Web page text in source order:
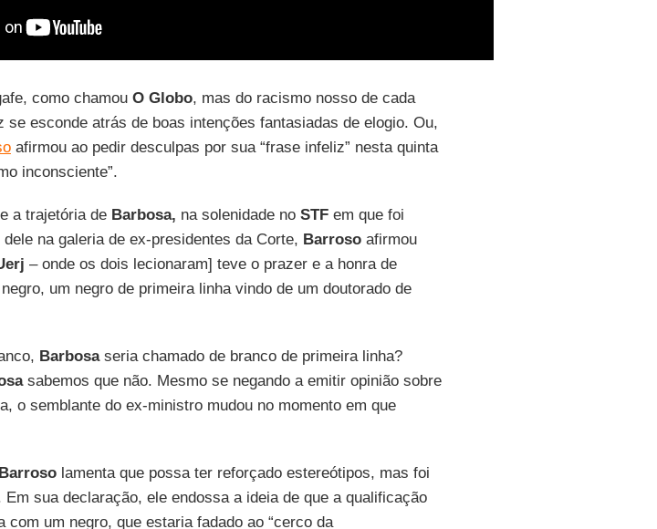
como chamouO Globo, mas do racismo nosso de cada
se esconde atrás de boas intenções fantasiadas de elogio. Ou,
afirmou ao pedir desculpas por sua “frase infeliz” nesta quinta
inconsciente”.
a trajetória de Barbosa, na solenidade no STFem que foi
na galeria de ex-presidentes da Corte, Barrosoafirmou
– onde os dois lecionaram] teve o prazer e a honra de
um negro de primeira linha vindo de um doutorado de
Barbosaseria chamado de branco de primeira linha?
sabemos que não. Mesmo se negando a emitir opinião sobre
o semblante do ex-ministro mudou no momento em que
Barrosolamenta que possa ter reforçado estereótipos, mas foi
sua declaração, ele endossa a ideia de que a qualificação
com um negro, que estaria fadado ao “cerco da